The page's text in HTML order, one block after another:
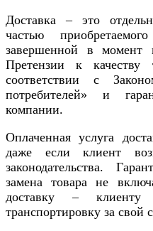
Доставка – это
частью
завершенной в момент
Претензии к качеству
соответствии с
потребителей» и
компании.
Оплаченная услуга
даже если клиент
законодательства.
замена товара не
доставку – клиенту
транспортировку за свой